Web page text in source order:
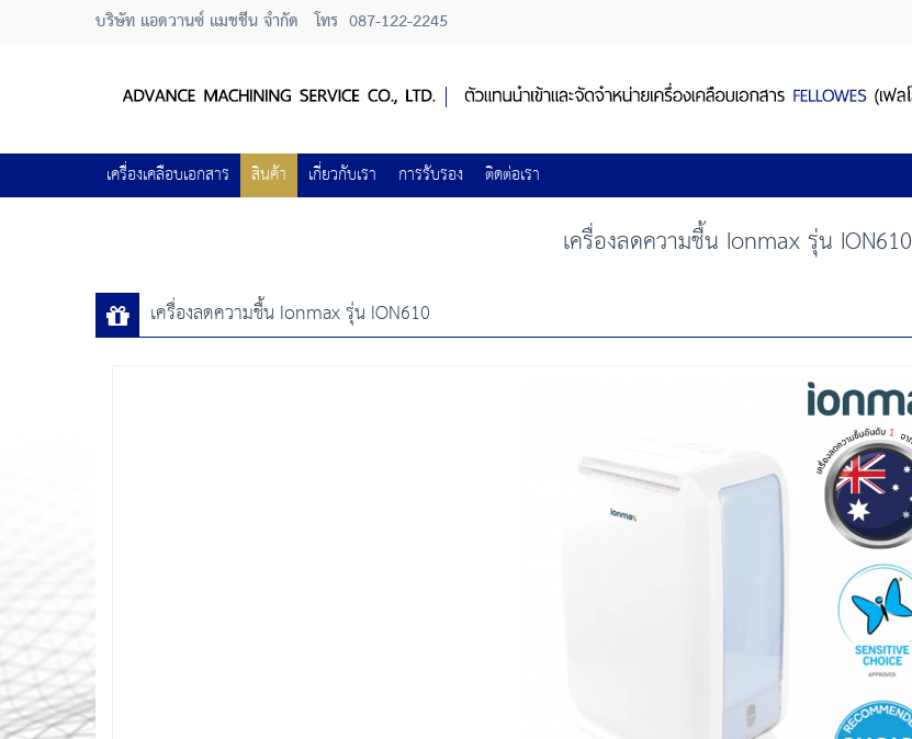
บริษัท แอดวานซ์ แมชชีน จำกัด โทร 087-122-2245
เครื่องเคลือบเอกสาร สินค้า เกี่ยวกับเรา การรับรอง ติดต่อเรา
เครื่องลดความชื้น Ionmax รุ่น ION610
เครื่องลดความชื้น Ionmax รุ่น ION610